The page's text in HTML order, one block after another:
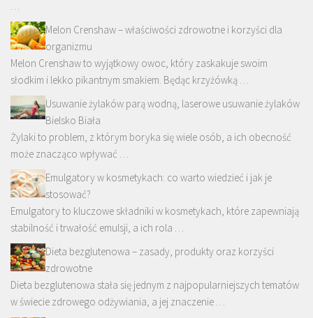
…
Melon Crenshaw – właściwości zdrowotne i korzyści dla
organizmu
Melon Crenshaw to wyjątkowy owoc, który zaskakuje swoim
słodkim i lekko pikantnym smakiem. Będąc krzyżówką …
Usuwanie żylaków parą wodną, laserowe usuwanie żylaków
Bielsko Biała
Żylaki to problem, z którym boryka się wiele osób, a ich obecność
może znacząco wpływać …
Emulgatory w kosmetykach: co warto wiedzieć i jak je
stosować?
Emulgatory to kluczowe składniki w kosmetykach, które zapewniają
stabilność i trwałość emulsji, a ich rola …
Dieta bezglutenowa – zasady, produkty oraz korzyści
zdrowotne
Dieta bezglutenowa stała się jednym z najpopularniejszych tematów
w świecie zdrowego odżywiania, a jej znaczenie …